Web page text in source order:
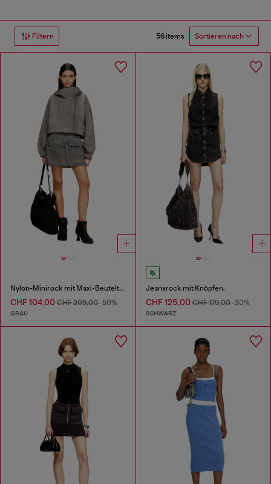
Filtern 56 items Sortieren nach
Nylon-Minirock mit Maxi-Beuteltaschen
CHF 104,00 CHF 209,00-50%
GRAU
Jeansrock mit Knöpfen.
CHF 125,00CHF 179,00-30%
SCHWARZ